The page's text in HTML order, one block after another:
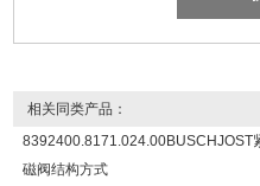
相关同类产品：
8392400.8171.024.00BUSCHJOST
磁阀结构方式